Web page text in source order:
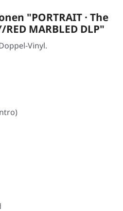
"PORTRAIT · The
MARBLED DLP"
Vinyl.